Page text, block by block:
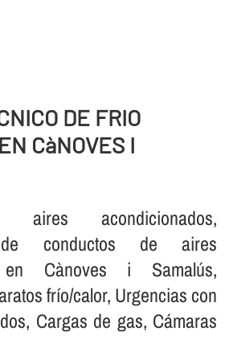
DE FRIO
CàNOVES I
aires acondicionados,
de conductos de aires
en Cànoves i Samalús,
frí­o/calor, Urgencias con
Cargas de gas, Cámaras